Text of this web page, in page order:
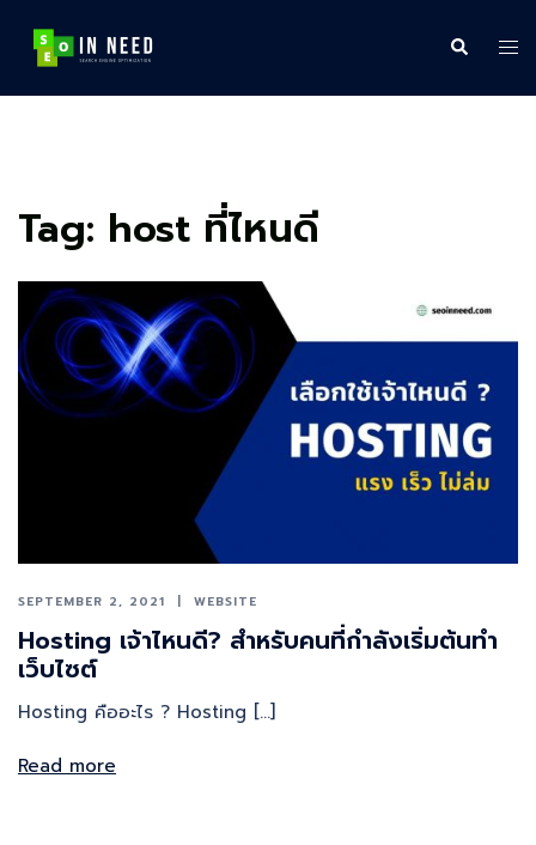
content
Search
Tag: host ที่ไหนดี
SEPTEMBER 2, 2021 WEBSITE
Hosting เจ้าไหนดี? สำหรับคนที่กำลังเริ่มต้นทำ
เว็บไซต์
Hosting คืออะไร ? Hosting […]
Read more